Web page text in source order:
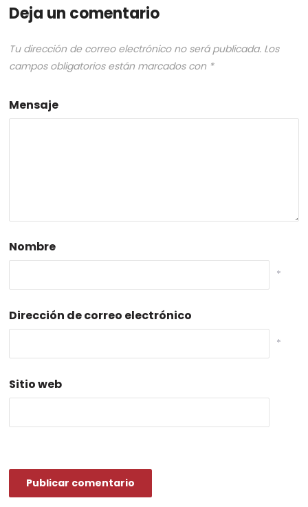
Deja un comentario
Tu dirección de correo electrónico no será publicada. Los
campos obligatorios están marcados con *
Mensaje
Nombre
*
Dirección de correo electrónico
*
Sitio web